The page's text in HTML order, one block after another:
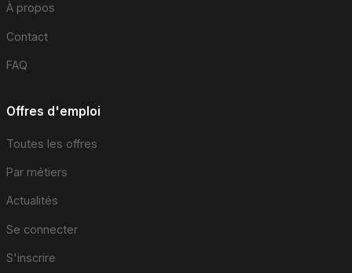
À propos
Contact
FAQ
Offres d'emploi
Toutes les offres
Par métiers
Actualités
Se connecter
S'inscrire